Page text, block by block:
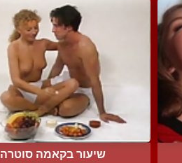
שיעור בקאמה סוטרה